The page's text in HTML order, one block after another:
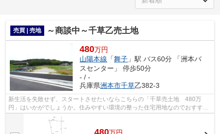
売買 | 売地 ～商談中～千草乙売土地
480万円
山陽本線 「舞子 」駅 バス60分 「洲本バ
スセンター」 停歩50分
- / -
兵庫県洲本市千草乙382-3
新生活を失敗せず、スタートさせたいならこちらの「千草売土地 480万
円」はいかがでしょうか。住みやすい環境の整った住宅用地なのでおすすめ
です。土地購入の際、売地のことなら当社...
480万円